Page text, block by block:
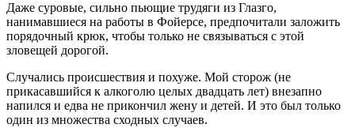
Даже суровые, сильно пьющие трудяги из Глазго,
нанимавшиеся на работы в Фойерсе, предпочитали заложить
порядочный крюк, чтобы только не связываться с этой
зловещей дорогой.
Случались происшествия и похуже. Мой сторож (не
прикасавшийся к алкоголю целых двадцать лет) внезапно
напился и едва не прикончил жену и детей. И это был только
один из множества сходных случаев.